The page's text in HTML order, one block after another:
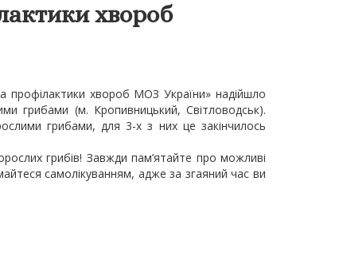
хвороб
хвороб МОЗ України» надійшло
грибами (м. Кропивницький, Світловодськ).
грибами, для 3-х з них це закінчилось
грибів! Завжди пам’ятайте про можливі
самолікуванням, адже за згаяний час ви